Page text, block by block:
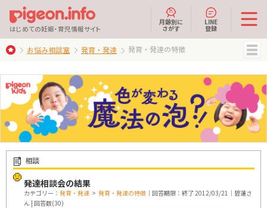
はじめての妊娠・育児情報サイト
月齢別に
さがす
LINE
登録
お悩み相談室 発育・発達 発育・発達の特徴
相談
発達相談会の結果
カテゴリー： 発育・発達 > 発育・発達の特徴 ｜回答期限：終了 2012/03/21｜碧蓮さ
ん | 回答数(30)